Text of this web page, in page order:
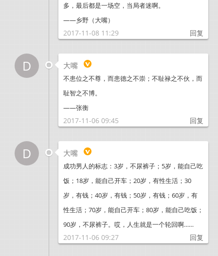
多，最后都是一场空，当局者迷啊。
——乡野（大嘴）
2017-11-08 11:29 回复
D 大嘴
不患位之不尊，而患德之不崇；不耻禄之不伙，而
耻智之不博。
——张衡
2017-11-06 09:45 回复
D 大嘴
成功男人的标志：3岁，不尿裤子；5岁，能自己吃
饭；18岁，能自己开车；20岁，有性生活；30
岁，有钱；40岁，有钱；50岁，有钱；60岁，有
性生活；70岁，能自己开车；80岁，能自己吃饭；
90岁，不尿裤子。哎，人生就是一个轮回啊……
2017-11-06 09:27 回复